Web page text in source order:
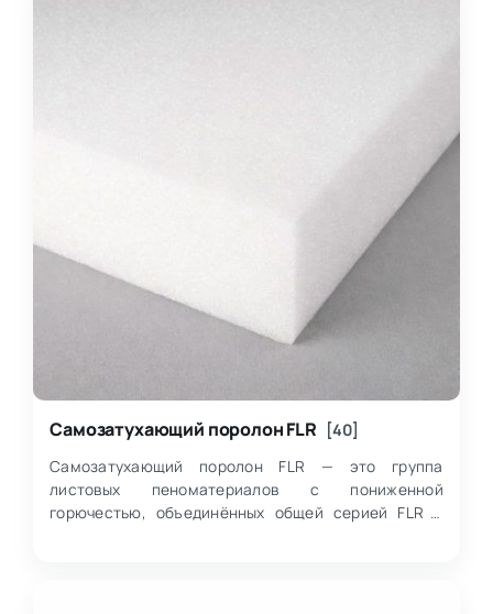
Самозатухающий поролон FLR
[40]
Самозатухающий поролон FLR — это группа
листовых пеноматериалов с пониженной
горючестью, объединённых общей серией FLR и